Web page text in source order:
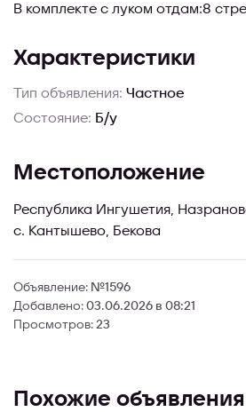
В комплекте с луком отдам:8
Характеристики
Тип объявления: Частное
Состояние: Б/у
Местоположение
Республика Ингушетия,
с. Кантышево, Бекова
Объявление: №1596
Добавлено: 03.06.2026 в 08:21
Просмотров: 23
Похожие объявления